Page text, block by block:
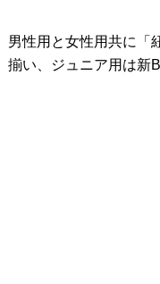
男性用と女性用共に「
揃い、ジュニア用は新